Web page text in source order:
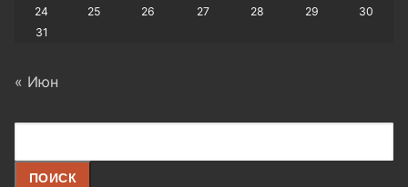
24
25 26 27 28 29
30
31
« Июн
ПОИСК